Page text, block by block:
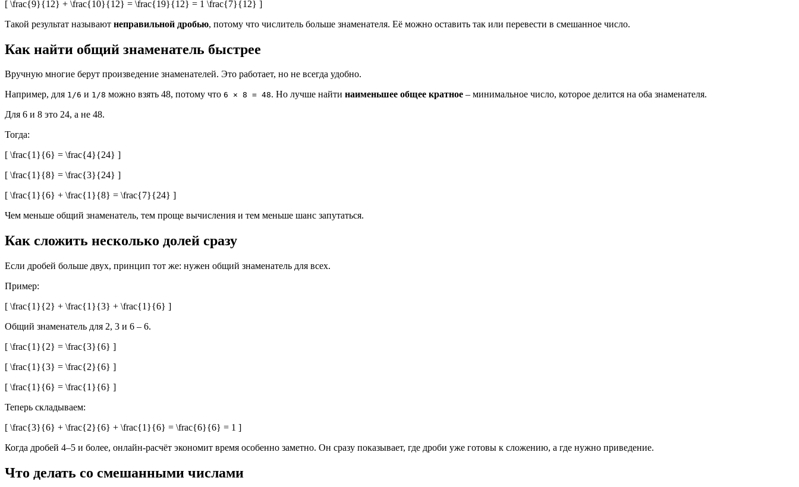
[ \frac{9}{12} + \frac{10}{12} = \frac{19}{12} = 1 \frac{7}{12} ]
Такой результат называют неправильной дробью, потому что числитель больше знаменателя. Её можно оставить так или перевести в смешанное число.
Как найти общий знаменатель быстрее
Вручную многие берут произведение знаменателей. Это работает, но не всегда удобно.
Например, для 1/6 и 1/8 можно взять 48, потому что 6 × 8 = 48. Но лучше найти наименьшее общее кратное – минимальное число, которое делится на оба знаменателя.
Для 6 и 8 это 24, а не 48.
Тогда:
[ \frac{1}{6} = \frac{4}{24} ]
[ \frac{1}{8} = \frac{3}{24} ]
[ \frac{1}{6} + \frac{1}{8} = \frac{7}{24} ]
Чем меньше общий знаменатель, тем проще вычисления и тем меньше шанс запутаться.
Как сложить несколько долей сразу
Если дробей больше двух, принцип тот же: нужен общий знаменатель для всех.
Пример:
[ \frac{1}{2} + \frac{1}{3} + \frac{1}{6} ]
Общий знаменатель для 2, 3 и 6 – 6.
[ \frac{1}{2} = \frac{3}{6} ]
[ \frac{1}{3} = \frac{2}{6} ]
[ \frac{1}{6} = \frac{1}{6} ]
Теперь складываем:
[ \frac{3}{6} + \frac{2}{6} + \frac{1}{6} = \frac{6}{6} = 1 ]
Когда дробей 4–5 и более, онлайн-расчёт экономит время особенно заметно. Он сразу показывает, где дроби уже готовы к сложению, а где нужно приведение.
Что делать со смешанными числами